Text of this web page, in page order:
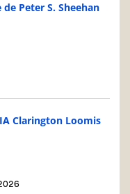
Peter S. Sheehan
Clarington Loomis